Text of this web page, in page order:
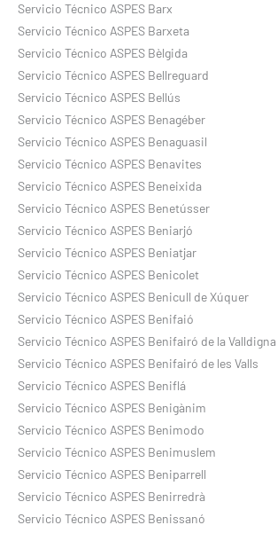
Servicio Técnico ASPES Barx
Servicio Técnico ASPES Barxeta
Servicio Técnico ASPES Bèlgida
Servicio Técnico ASPES Bellreguard
Servicio Técnico ASPES Bellús
Servicio Técnico ASPES Benagéber
Servicio Técnico ASPES Benaguasil
Servicio Técnico ASPES Benavites
Servicio Técnico ASPES Beneixida
Servicio Técnico ASPES Benetússer
Servicio Técnico ASPES Beniarjó
Servicio Técnico ASPES Beniatjar
Servicio Técnico ASPES Benicolet
Servicio Técnico ASPES Benicull de Xúquer
Servicio Técnico ASPES Benifaió
Servicio Técnico ASPES Benifairó de la Valldigna
Servicio Técnico ASPES Benifairó de les Valls
Servicio Técnico ASPES Beniflá
Servicio Técnico ASPES Benigànim
Servicio Técnico ASPES Benimodo
Servicio Técnico ASPES Benimuslem
Servicio Técnico ASPES Beniparrell
Servicio Técnico ASPES Benirredrà
Servicio Técnico ASPES Benissanó